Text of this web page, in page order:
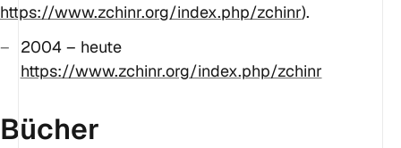
https://www.zchinr.org/index.php/zchinr).
2004 – heute
https://www.zchinr.org/index.php/zchinr
Bücher